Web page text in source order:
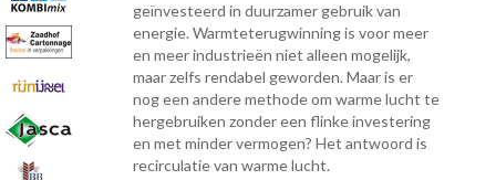
geïnvesteerd in duurzamer gebruik van
energie. Warmteterugwinning is voor meer
en meer industrieën niet alleen mogelijk,
maar zelfs rendabel geworden. Maar is er
nog een andere methode om warme lucht te
hergebruiken zonder een flinke investering
en met minder vermogen? Het antwoord is
recirculatie van warme lucht.